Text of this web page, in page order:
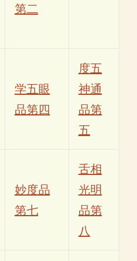
第二
学五眼
品第四
度五
神通
品第
五
妙度品
第七
舌相
光明
品第
八